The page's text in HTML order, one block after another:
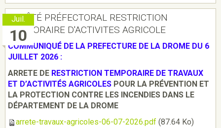
10
Juil.
ARRÊTÉ PRÉFECTORAL RESTRICTION
TEMPORAIRE D'ACTIVITES AGRICOLE
COMMUNIQUÉ DE LA PREFECTURE DE LA DROME DU 6
JUILLET 2026 :
ARRETE DE RESTRICTION TEMPORAIRE DE TRAVAUX
ET D’ACTIVITÉS AGRICOLES POUR LA PRÉVENTION ET
LA PROTECTION CONTRE LES INCENDIES DANS LE
DÉPARTEMENT DE LA DROME
arrete-travaux-agricoles-06-07-2026.pdf (87.64 Ko)